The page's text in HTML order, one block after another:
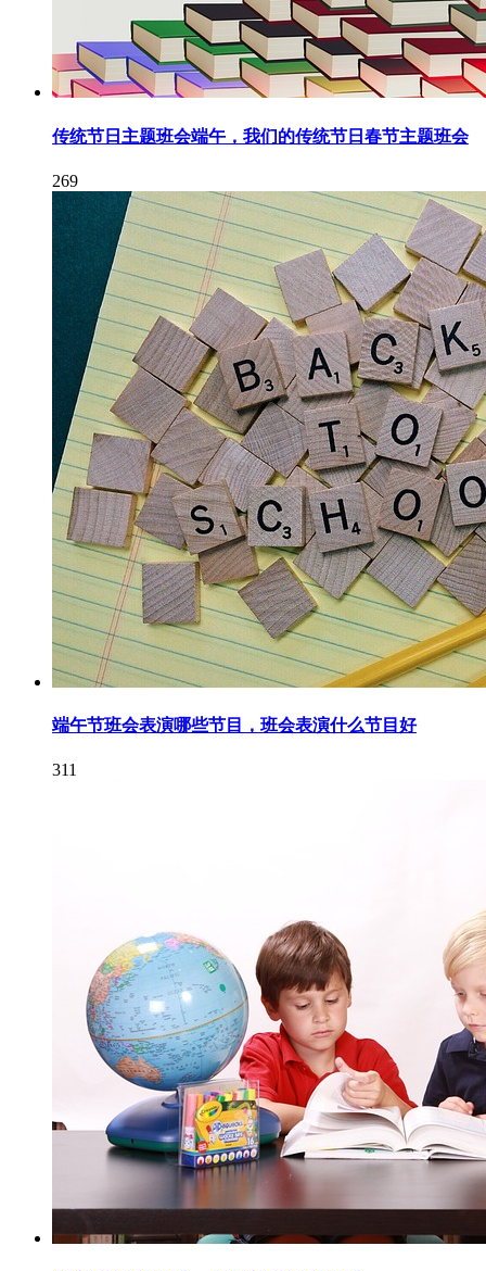
传统节日主题班会端午，我们的传统节日春节主题班会
269
端午节班会表演哪些节目，班会表演什么节目好
311